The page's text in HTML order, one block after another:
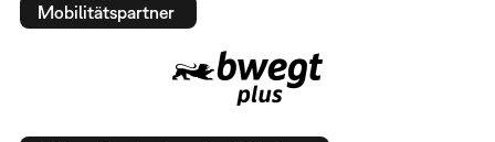
Mobilitätspartner